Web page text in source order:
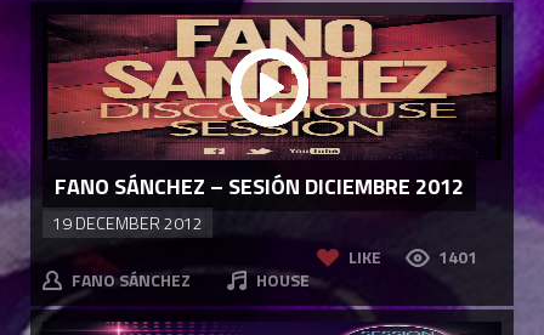
LIKE 1401
FANO SÁNCHEZ – SESIÓN DICIEMBRE 2012
19 DECEMBER 2012
FANO SÁNCHEZ HOUSE